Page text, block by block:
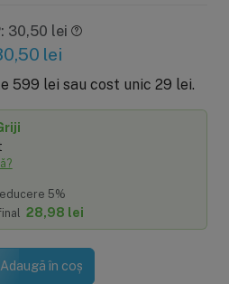
30,50 lei
lei
599 lei sau cost unic 29 lei.
5%
28,98 lei
Adaugă în coș